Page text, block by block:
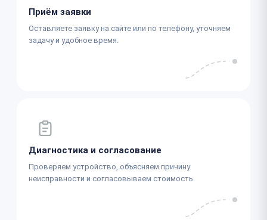
Приём заявки
Оставляете заявку на сайте или по телефону, уточняем
задачу и удобное время.
Диагностика и согласование
Проверяем устройство, объясняем причину
неисправности и согласовываем стоимость.